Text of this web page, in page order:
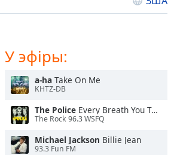
У эфіры:
a-ha Take On Me
KHTZ-DB
The Police Every Breath You Take
The Rock 96.3 WSFQ
Michael Jackson Billie Jean
93.3 Fun FM